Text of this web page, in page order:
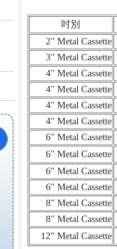
吋別
2" Metal Cassette
3" Metal Cassette
4" Metal Cassette
4" Metal Cassette
4" Metal Cassette
4" Metal Cassette
6" Metal Cassette
6" Metal Cassette
6" Metal Cassette
6" Metal Cassette
8" Metal Cassette
8" Metal Cassette
12" Metal Cassette